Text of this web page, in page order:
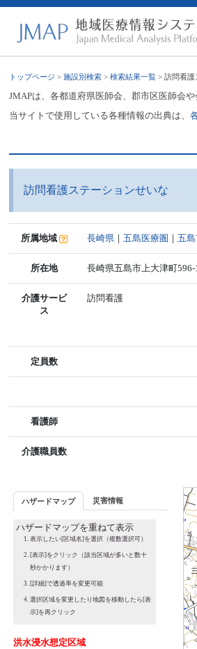
トップページ >施設別検索 >検索結果一覧 > 訪問看護
JMAPは、各都道府県医師会、郡市区医師会
当サイトで使用している各種情報の出典は、
訪問看護ステーションせいな
所属地域 長崎県 ｜五島医療圏 ｜五
所在地 長崎県五島市上大津町596-
介護サービ
ス
訪問看護
定員数
看護師
介護職員数
ハザードマップ 災害情報
ハザードマップを重ねて表示
表示したい[区域名]を選択（複数選択可）
[表示]をクリック（該当区域が多いと数十
秒かかります）
[詳細]で透過率を変更可能
選択区域を変更したり地図を移動したら[表
示]を再クリック
洪水浸水想定区域